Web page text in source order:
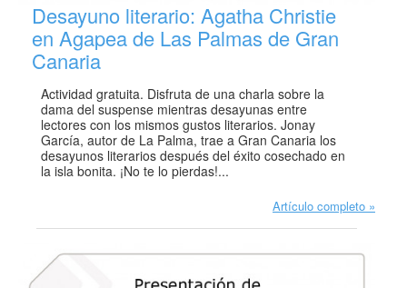
Desayuno literario: Agatha Christie
en Agapea de Las Palmas de Gran
Canaria
Actividad gratuita. Disfruta de una charla sobre la
dama del suspense mientras desayunas entre
lectores con los mismos gustos literarios. Jonay
García, autor de La Palma, trae a Gran Canaria los
desayunos literarios después del éxito cosechado en
la isla bonita. ¡No te lo pierdas!...
Artículo completo